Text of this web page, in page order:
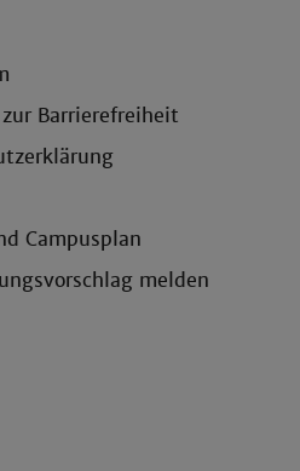
Barrierefreiheit
Campusplan
melden